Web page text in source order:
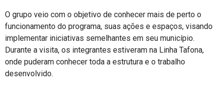
O grupo veio com o objetivo de conhecer mais de perto o
funcionamento do programa, suas ações e espaços, visando
implementar iniciativas semelhantes em seu município.
Durante a visita, os integrantes estiveram na Linha Tafona,
onde puderam conhecer toda a estrutura e o trabalho
desenvolvido.